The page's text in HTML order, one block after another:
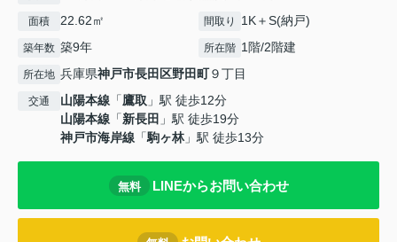
面積 22.62㎡ 間取り 1K＋S(納戸)
築年数 築9年 所在階 1階/2階建
所在地 兵庫県神戸市長田区野田町９丁目
交通 山陽本線 「鷹取 」駅 徒歩12分
山陽本線 「新長田 」駅 徒歩19分
神戸市海岸線 「駒ヶ林」駅 徒歩13分
無料 LINEからお問い合わせ